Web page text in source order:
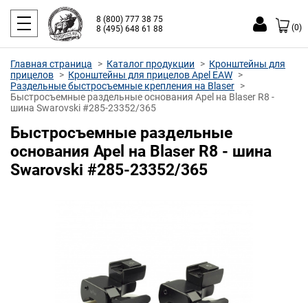
8 (800) 777 38 75
8 (495) 648 61 88
(0)
Главная страница Каталог продукции
Кронштейны для
прицелов
Кронштейны для прицелов Apel EAW
Раздельные быстросъемные крепления на Blaser
Быстросъемные раздельные основания Apel на Blaser R8 -
шина Swarovski #285-23352/365
Быстросъемные раздельные
основания Apel на Blaser R8 - шина
Swarovski #285-23352/365